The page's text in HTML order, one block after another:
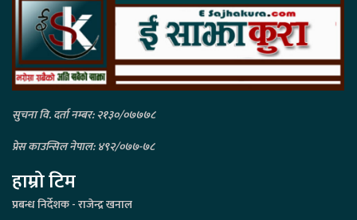
सुचना वि. दर्ता नम्बर: २१३०/०७७७८
प्रेस काउन्सिल नेपाल: ४९२/०७७-७८
हाम्रो टिम
प्रबन्ध निर्देशक - राजेन्द्र खनाल